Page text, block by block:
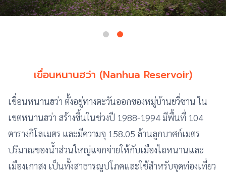
เขื่อนหนานฮว่า (Nanhua Reservoir)
เขื่อนหนานฮว่า ตั้งอยู่ทางตะวันออกของหมู่บ้านยวี่ซาน ใน
เขตหนานฮว่า สร้างขึ้นในช่วงปี 1988-1994 มีพื้นที่ 104
ตารางกิโลเมตร และมีความจุ 158.05 ล้านลูกบาศก์เมตร
ปริมาณของน้ำส่วนใหญ่แจกจ่ายให้กับเมืองไถหนานและ
เมืองเกาสง เป็นทั้งสาธารณูปโภคและใช้สำหรับจุดท่องเที่ยว